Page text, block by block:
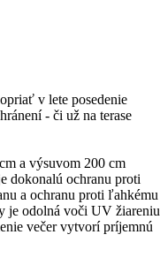
v lete posedenie
- či už na terase
a výsuvom 200 cm
dokonalú ochranu proti
a ochranu proti ľahkému
je odolná voči UV žiareniu
večer vytvorí príjemnú